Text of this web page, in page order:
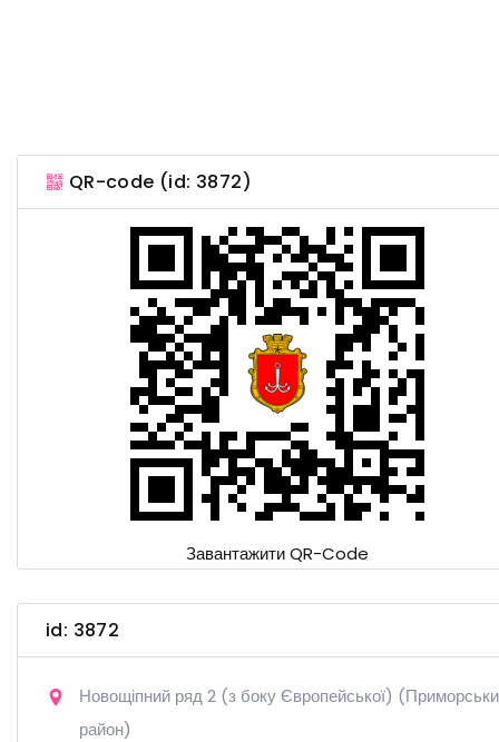
QR-code (id: 3872)
Завантажити QR-Code
id: 3872
Новощіпний ряд 2 (з боку Європейської)
район)